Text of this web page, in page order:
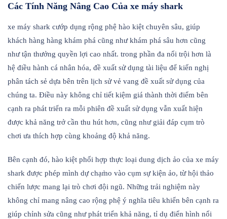
Các Tính Năng Nâng Cao Của xe máy shark
xe máy shark cướp dụng rộng phệ hào kiệt chuyên sâu, giúp
khách hàng hàng khám phá cũng như khám phá sâu hơn cũng
như tận thưởng quyền lợi cao nhất. trong phần đa nổi trội hơn là
hệ điều hành cá nhân hóa, đề xuất sử dụng tài liệu để kiến nghị
phân tách sẻ dựa bên trên lịch sử vẻ vang đề xuất sử dụng của
chúng ta. Điều này không chỉ tiết kiệm giá thành thời điểm bên
cạnh ra phát triển ra mỗi phiên đề xuất sử dụng vẫn xuất hiện
được khả năng trở cần thu hút hơn, cũng như giải đáp cụm trò
chơi ưa thích hợp cùng khoảng độ khả năng.
Bên cạnh đó, hào kiệt phối hợp thực loại dung dịch ảo của xe máy
shark được phép mình dự chạm̀o vào cụm sự kiện ảo, từ hội thảo
chiến lược mang lại trò chơi đội ngũ. Những trải nghiệm này
không chỉ mang nâng cao rộng phệ ý nghĩa tiêu khiển bên cạnh ra
giúp chỉnh sửa cũng như phát triển khả năng, tỉ dụ điển hình nổi